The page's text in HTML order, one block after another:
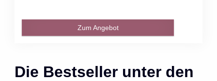
Zum Angebot
Die Bestseller unter den